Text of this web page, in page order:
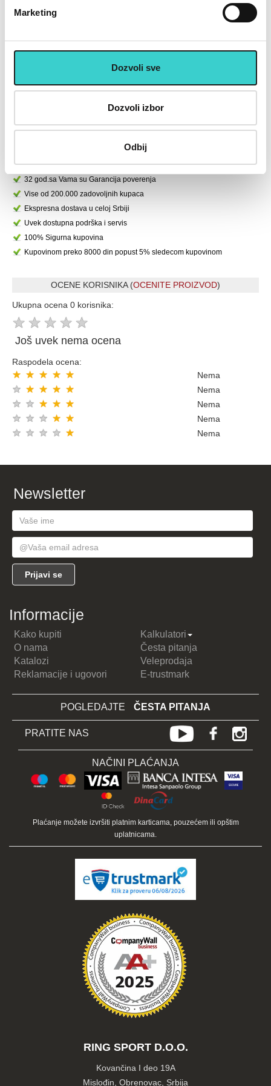
Marketing
Dozvoli sve
Dozvoli izbor
Odbij
1.225 rsd 1.393 rsd
Placanje do 12 rata bez kamate karticom Banke Intese
32 god.sa Vama su Garancija poverenja
Vise od 200.000 zadovoljnih kupaca
Ekspresna dostava u celoj Srbiji
Uvek dostupna podrška i servis
100% Sigurna kupovina
Kupovinom preko 8000 din popust 5% sledecom kupovinom
OCENE KORISNIKA (OCENITE PROIZVOD)
Ukupna ocena 0 korisnika:
★ ★ ★ ★ ★
Još uvek nema ocena
Raspodela ocena:
★
★
★
★
★ Nema
★
★
★
★
★ Nema
★
★
★
★
★ Nema
★
★
★
★
★ Nema
★
★
★
★
★ Nema
Newsletter
Informacije
Kako kupiti
Kalkulatori
O nama
Česta pitanja
Katalozi
Veleprodaja
Reklamacije i ugovori
E-trustmark
POGLEDAJTE ČESTA PITANJA
PRATITE NAS
NAČINI PLAĆANJA
Plaćanje možete izvršiti platnim karticama, pouzećem ili opštim
uplatnicama.
RING SPORT D.O.O.
Kovančina I deo 19A
Mislođin, Obrenovac, Srbija